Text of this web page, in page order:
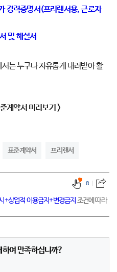
경력증명서(프리랜서용, 근로자
및 해설서
는 누구나 자유롭게 내려받아 활
계약서 미리보기 >
표준계약서 프리랜서
+상업적 이용금지+변경금지 조건에 따라
8
여 만족하십니까?